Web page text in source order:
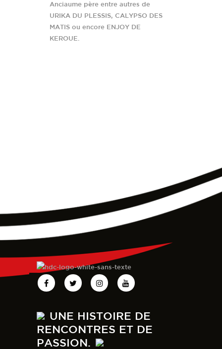
Anciaume père entre autres de
URIKA DU PLESSIS, CALYPSO DES
MATIS ou encore ENJOY DE
KEROUE.
UNE HISTOIRE DE
RENCONTRES ET DE
PASSION.